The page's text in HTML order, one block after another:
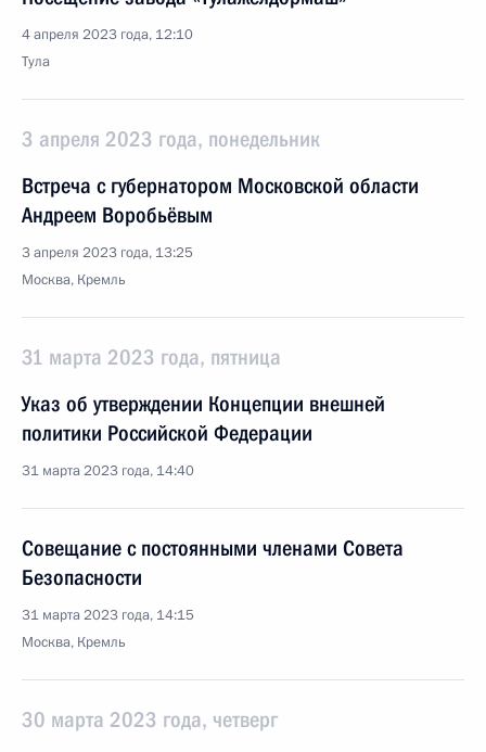
4 апреля 2023 года, 12:10
Тула
3 апреля 2023 года, понедельник
Встреча с губернатором Московской области
Андреем Воробьёвым
3 апреля 2023 года, 13:25
Москва, Кремль
31 марта 2023 года, пятница
Указ об утверждении Концепции внешней
политики Российской Федерации
31 марта 2023 года, 14:40
Совещание с постоянными членами Совета
Безопасности
31 марта 2023 года, 14:15
Москва, Кремль
30 марта 2023 года, четверг